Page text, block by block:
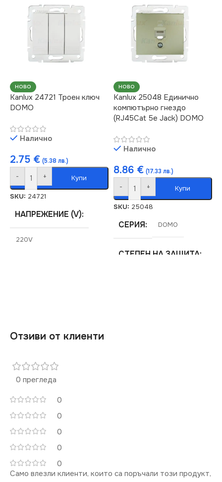
МАРКА KANLUX
РОЗЕТКА
За Високоговорители
ЦВЯТ Кремав
МАРКА KANLUX
РОЗЕТКА
За ТВ Антена
НОВО
Kanlux 24721 Троен ключ
DOMO
Налично
2.75 € (5.38 лв.)
- + Купи
SKU: 24721
НАПРЕЖЕНИЕ (V)
220V
МАРКА KANLUX
НОВО
Kanlux 25048 Единично
компютърно гнездо
(RJ45Cat 5e Jack) DOMO
Налично
8.86 € (17.33 лв.)
- + Купи
SKU: 25048
СЕРИЯ DOMO
СТЕПЕН НА ЗАЩИТА
Отзиви от клиенти
0 прегледа
0
0
0
0
0
Само влезли клиенти, които са поръчали този продукт,